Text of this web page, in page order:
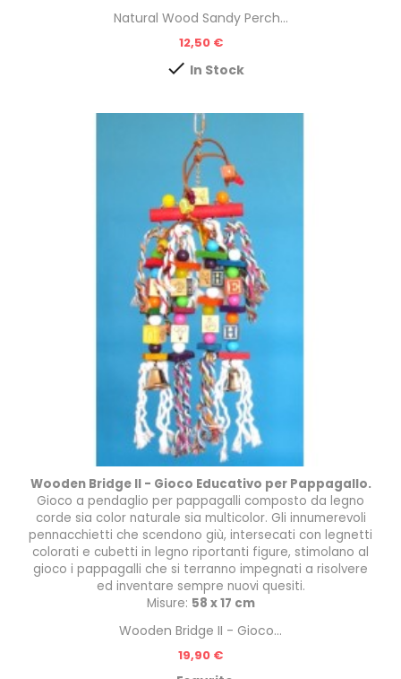
Natural Wood Sandy Perch...
Prezzo
12,50 €
 In Stock
Wooden Bridge II - Gioco Educativo per Pappagallo.
Gioco a pendaglio per pappagalli composto da legno
corde sia color naturale sia multicolor. Gli innumerevoli
pennacchietti che scendono giù, intersecati con legnetti
colorati e cubetti in legno riportanti figure, stimolano al
gioco i pappagalli che si terranno impegnati a risolvere
ed inventare sempre nuovi quesiti.
Misure: 58 x 17 cm
Wooden Bridge II - Gioco...
Prezzo
19,90 €